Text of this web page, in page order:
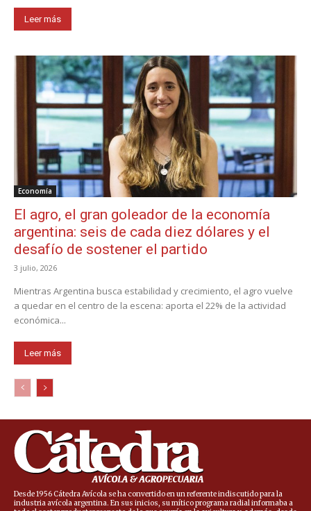
Leer más
Economía
El agro, el gran goleador de la economía
argentina: seis de cada diez dólares y el
desafío de sostener el partido
3 julio, 2026
Mientras Argentina busca estabilidad y crecimiento, el agro vuelve
a quedar en el centro de la escena: aporta el 22% de la actividad
económica...
Leer más
Desde 1956 Cátedra Avícola se ha convertido en un referente indiscutido para la
industria avícola argentina. En sus inicios, su mítico programa radial informaba a